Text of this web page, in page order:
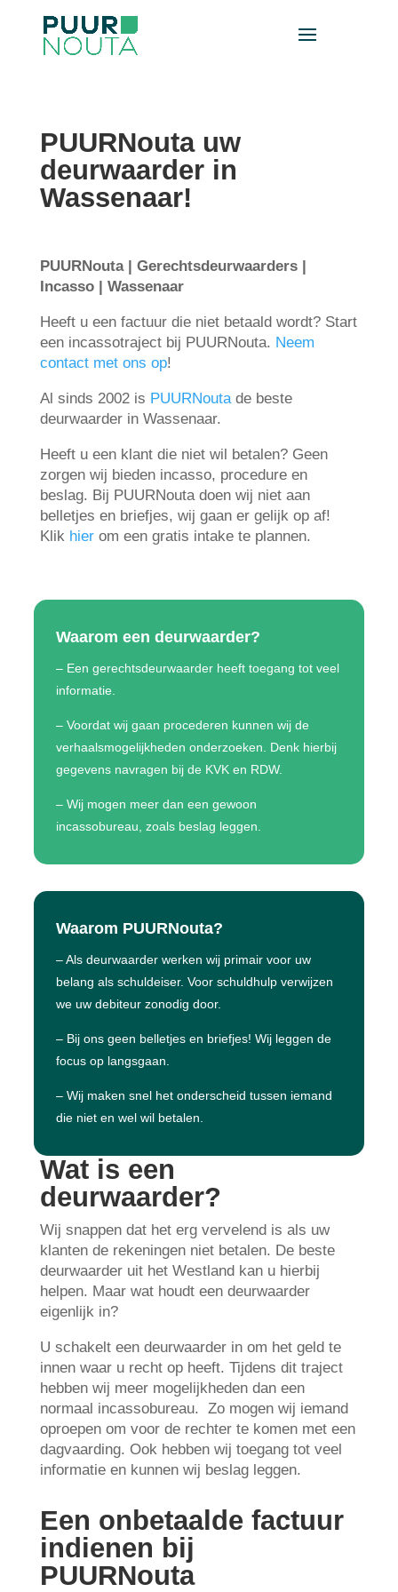
PUURNoutauw
deurwaarder in
Wassenaar!
PUURNouta | Gerechtsdeurwaarders |
Incasso | Wassenaar
Heeft u een factuur die niet betaald wordt? Start
een incassotraject bij PUURNouta. Neem
contact met ons op!
Al sinds 2002 is PUURNoutade beste
deurwaarder in Wassenaar.
Heeft u een klant die niet wil betalen? Geen
zorgen wij bieden incasso, procedure en
beslag. Bij PUURNouta doen wij niet aan
belletjes en briefjes, wij gaan er gelijk op af!
Klik hierom een gratis intake te plannen.
Waarom een deurwaarder?
– Een gerechtsdeurwaarder heeft toegang tot veel
informatie.
– Voordat wij gaan procederen kunnen wij de
verhaalsmogelijkheden onderzoeken. Denk hierbij
gegevens navragen bij de KVK en RDW.
– Wij mogen meer dan een gewoon
incassobureau, zoals beslag leggen.
Waarom PUURNouta?
– Als deurwaarder werken wij primair voor uw
belang als schuldeiser. Voor schuldhulp verwijzen
we uw debiteur zonodig door.
– Bij ons geen belletjes en briefjes! Wij leggen de
focus op langsgaan.
– Wij maken snel het onderscheid tussen iemand
die niet en wel wil betalen.
Wat is een
deurwaarder?
Wij snappen dat het erg vervelend is als uw
klanten de rekeningen niet betalen. De beste
deurwaarder uit het Westland kan u hierbij
helpen. Maar wat houdt een deurwaarder
eigenlijk in?
U schakelt een deurwaarder in om het geld te
innen waar u recht op heeft. Tijdens dit traject
hebben wij meer mogelijkheden dan een
normaal incassobureau. Zo mogen wij iemand
oproepen om voor de rechter te komen met een
dagvaarding. Ook hebben wij toegang tot veel
informatie en kunnen wij beslag leggen.
Een onbetaalde factuur
indienen bij
PUURNouta